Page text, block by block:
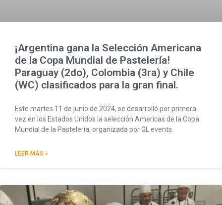
¡Argentina gana la Selección Americana
de la Copa Mundial de Pastelería!
Paraguay (2do), Colombia (3ra) y Chile
(WC) clasificados para la gran final.
Este martes 11 de junio de 2024, se desarrolló por primera
vez en los Estados Unidos la selección Americas de la Copa
Mundial de la Pastelería, organizada por GL events.
LEER MÁS »